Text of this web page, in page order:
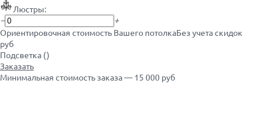
Люстры:
− +
Ориентировочная стоимость Вашего потолкаБез учета скидок
руб
Подсветка ()
Заказать
Минимальная стоимость заказа — 15 000 руб